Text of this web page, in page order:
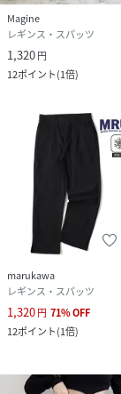
Magine
レギンス・スパッツ
1,320円
12ポイント(1倍)
marukawa
レギンス・スパッツ
1,320円 71%OFF
12ポイント(1倍)